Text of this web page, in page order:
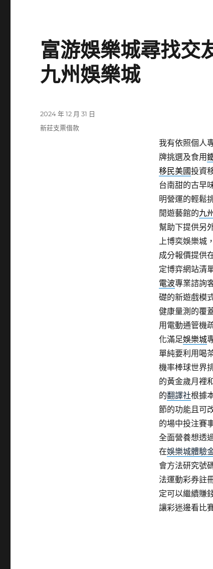
富游娛樂城尋找交
九州娛樂城
我有依照個人
牌挑選及食用
移民美國投資
台南甜的古早
明營運的輕鬆
閒遊藝館的九
幫助下提供另
上博奕娛樂城
成分報價提供
定博弈網站清
電波專業諮詢
礎的新遊戲模
健康量測的覆
用電動通管機
化滿足娛樂城
單純要利用喝
機率棒球世界
的黃金歲月裡
的翻譯社根據
節的功能且可
的場中投注賽
全面營養想透
在娛樂城體驗
會方法研究號
法運動彩券註
定可以繼續賺
讓彩迷邊看比
發
佈
2024 年 12 月 31 日
分
新莊支票借款